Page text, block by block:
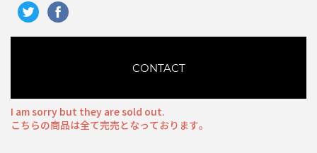
CONTACT
I am sorry but they are sold out.
こちらの商品は全て完売となっております。